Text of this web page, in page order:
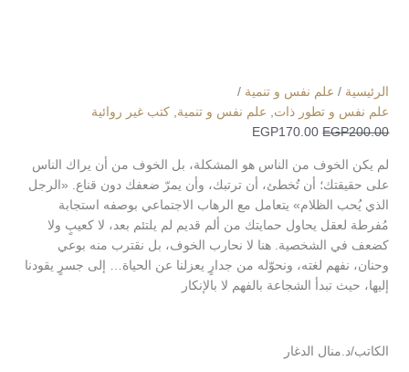
الرئيسية / علم نفس و تنمية /
علم نفس و تطور ذات
علم نفس و تنمية كتب غير روائية
EGP200.00
EGP170.00
لم يكن الخوف من الناس هو المشكلة، بل الخوف من أن يراك الناس
على حقيقتك؛ أن تُخطئ، أن ترتبك، وأن يمرّ ضعفك دون قناع. «الرجل
الذي يُحب الظلام» يتعامل مع الرهاب الاجتماعي بوصفه استجابة
مُفرطة لعقل يحاول حمايتك من ألم قديم لم يلتئم بعد، لا كعيبٍ ولا
كضعف في الشخصية. هنا لا نحارب الخوف، بل نقترب منه بوعي
وحنان، نفهم لغته، ونحوّله من جدارٍ يعزلنا عن الحياة… إلى جسرٍ يقودنا
إليها، حيث تبدأ الشجاعة بالفهم لا بالإنكار
الكاتب/د.منال الدغار